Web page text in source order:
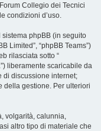
Collegio dei Tecnici
condizioni d’uso.
sistema phpBB (in seguito
Limited”, “phpBB Teams”)
rilasciata sotto “
liberamente scaricabile da
di discussione internet;
della gestione. Per ulteriori
volgarità, calunnia,
altro tipo di materiale che